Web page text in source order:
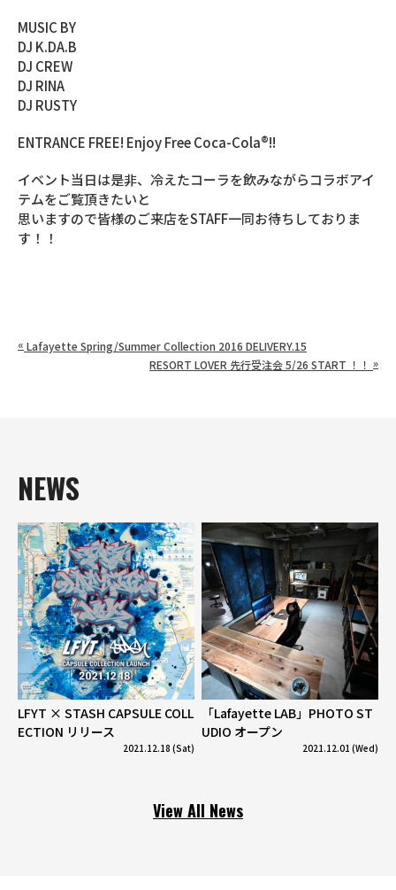
MUSIC BY
DJ K.DA.B
DJ CREW
DJ RINA
DJ RUSTY
ENTRANCE FREE! Enjoy Free Coca-Cola®!!
イベント当日は是非、冷えたコーラを飲みながらコラボアイ
テムをご覧頂きたいと
思いますので皆様のご来店をSTAFF一同お待ちしておりま
す！！
« Lafayette Spring/Summer Collection 2016 DELIVERY.15
RESORT LOVER 先行受注会 5/26 START ！！ »
NEWS
LFYT × STASH CAPSULE COLL
ECTION リリース
2021.12.18 (Sat)
「Lafayette LAB」PHOTO ST
UDIO オープン
2021.12.01 (Wed)
View All News